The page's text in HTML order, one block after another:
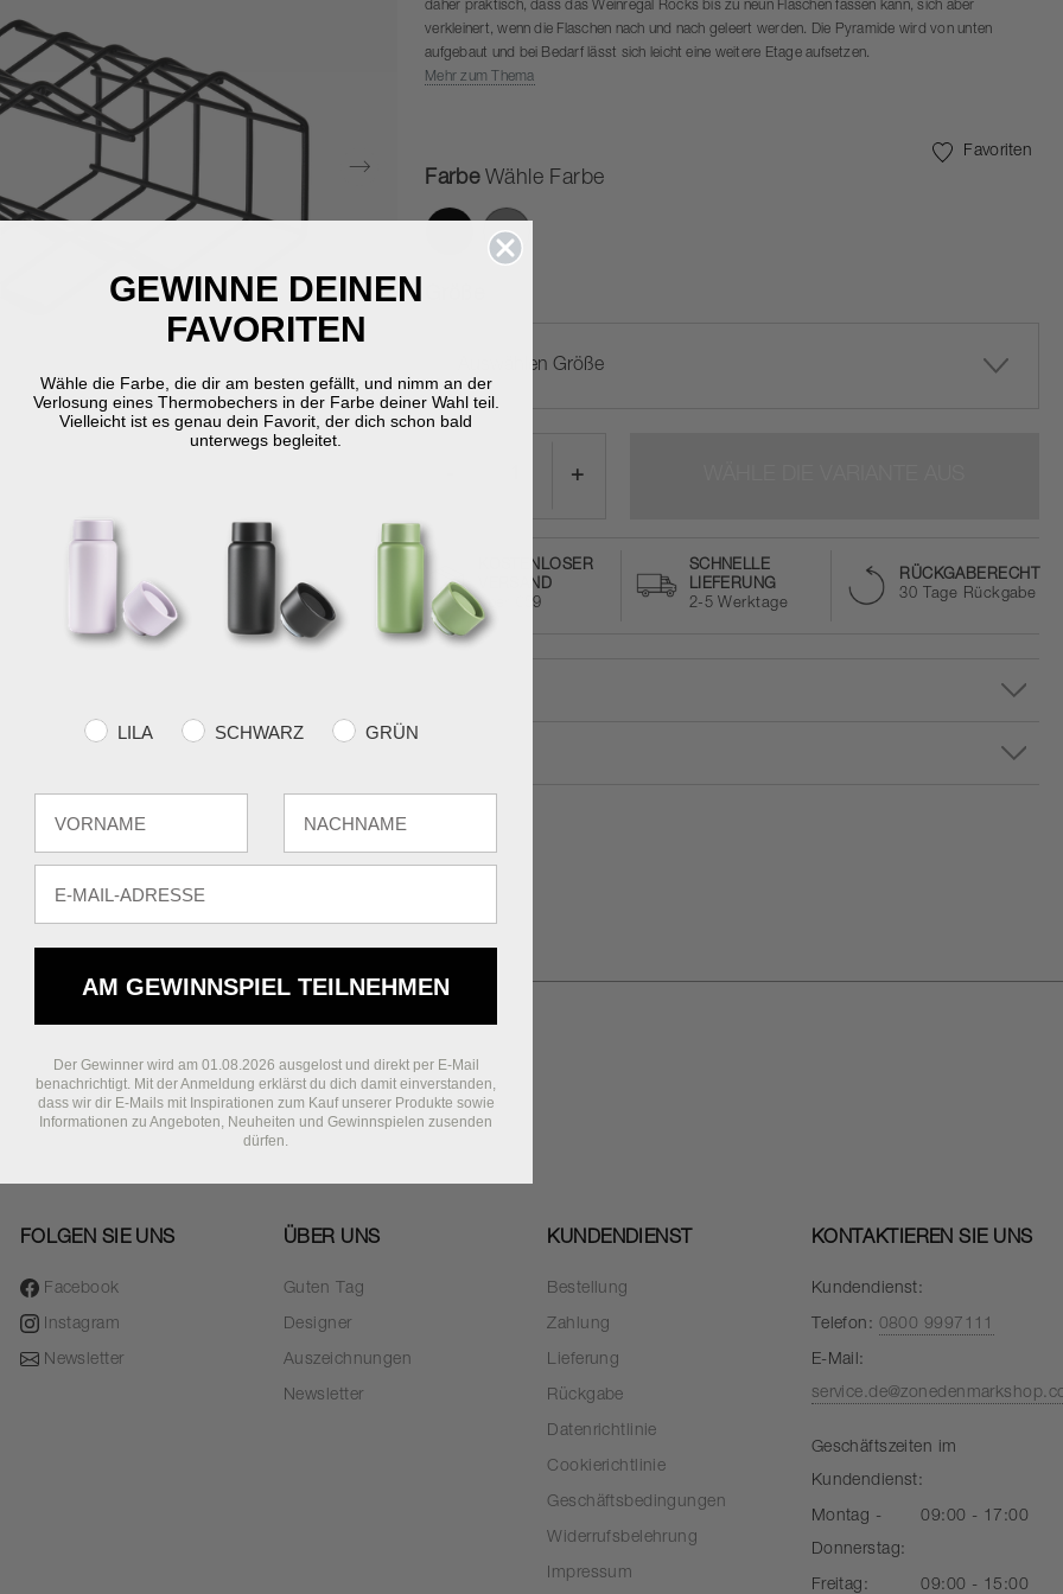
daher praktisch, dass das Weinregal Rocks bis zu neun Flaschen fassen kann, sich aber
verkleinert, wenn die Flaschen nach und nach geleert werden. Die Pyramide wird von unten
aufgebaut und bei Bedarf lässt sich leicht eine weitere Etage aufsetzen.
Mehr zum Thema
Favoriten
Farbe Wähle Farbe
Auswählen Größe
+
KOSTENLOSER
VERSAND
über €59
SCHNELLE
LIEFERUNG
2-5 Werktage
RÜCKGABERECHT
30 Tage Rückgabe
FOLGEN SIE UNS
Facebook
Instagram
Newsletter
ÜBER UNS
Guten Tag
Designer
Auszeichnungen
Newsletter
KUNDENDIENST
Bestellung
Zahlung
Lieferung
Rückgabe
Datenrichtlinie
Cookierichtlinie
Geschäftsbedingungen
Widerrufsbelehrung
Impressum
KONTAKTIEREN SIE UNS
Kundendienst:
Telefon: 0800 9997111
E-Mail:
Geschäftszeiten im
Kundendienst:
Montag -
Donnerstag:
09:00 - 17:00
Freitag: 09:00 - 15:00
GEWINNE DEINEN
FAVORITEN
Wähle die Farbe, die dir am besten gefällt, und nimm an der
Verlosung eines Thermobechers in der Farbe deiner Wahl teil.
Vielleicht ist es genau dein Favorit, der dich schon bald
unterwegs begleitet.
Farvevalg
LILA SCHWARZ GRÜN
AM GEWINNSPIEL TEILNEHMEN
Der Gewinner wird am 01.08.2026 ausgelost und direkt per E-Mail
benachrichtigt. Mit der Anmeldung erklärst du dich damit einverstanden,
dass wir dir E-Mails mit Inspirationen zum Kauf unserer Produkte sowie
Informationen zu Angeboten, Neuheiten und Gewinnspielen zusenden
dürfen.